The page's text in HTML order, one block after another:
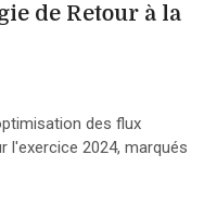
de Retour à la
des flux
l'exercice 2024, marqués